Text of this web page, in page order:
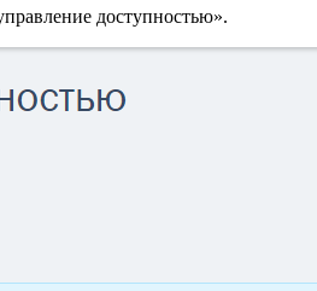
доступностью».